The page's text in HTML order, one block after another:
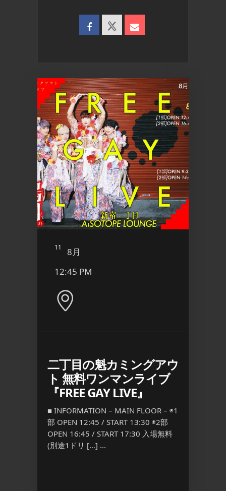
11
8月
12:45 PM
二丁目の魁カミングアウ
ト 無料ワンマンライブ
『FREE GAY LIVE』
■ INFORMATION – MAIN FLOOR – ◉1
部 OPEN 12:45 / START 13:30 ◉2部
OPEN 16:45 / START 17:30 入場無料
(別途1ドリ […] ...